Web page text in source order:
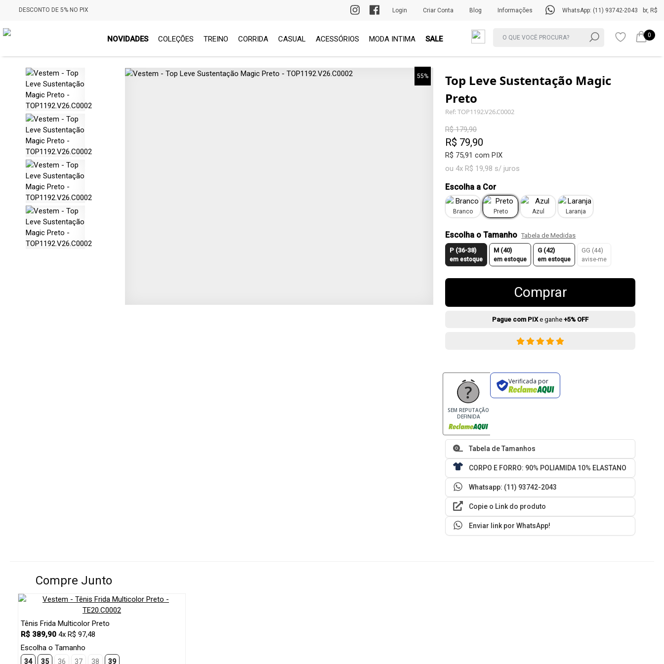
DESCONTO DE 5% NO PIX PRIMEIRA TROCA GRÁTIS br, R$
WhatsApp: (11) 93742-2043
Informações
Blog
Criar Conta
Login
NOVIDADES COLEÇÕES TREINO CORRIDA CASUAL ACESSÓRIOS MODA INTIMA SALE 0
55%
Top Leve Sustentação Magic
Preto
Ref: TOP1192.V26.C0002
R$ 179,90
R$ 79,90
R$ 75,91 com PIX
ou 4x R$ 19,98 s/ juros
Escolha a Cor
Branco Preto Azul Laranja
Escolha o Tamanho Tabela de Medidas
P (36-38)
em estoque
M (40)
em estoque
G (42)
em estoque
GG (44)
avise-me
Comprar
Pague com PIXe ganhe+5% OFF
SEM REPUTAÇÃO
DEFINIDA
Verificada por
Tabela de Tamanhos
CORPO E FORRO: 90% POLIAMIDA 10% ELASTANO
Whatsapp: (11) 93742-2043
Copie o Link do produto
Enviar link por WhatsApp!
Compre Junto
Tênis Frida Multicolor Preto
R$ 389,90 4x R$ 97,48
Escolha o Tamanho
34 35 36 37 38 39